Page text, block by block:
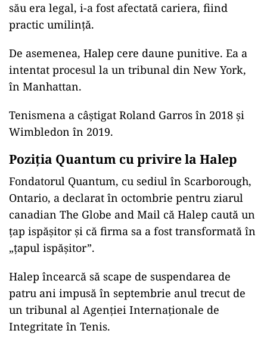
său era legal, i-a fost afectată cariera, fiind
practic umilinţă.
De asemenea, Halep cere daune punitive. Ea a
intentat procesul la un tribunal din New York,
în Manhattan.
Tenismena a câştigat Roland Garros în 2018 şi
Wimbledon în 2019.
Poziția Quantum cu privire la Halep
Fondatorul Quantum, cu sediul în Scarborough,
Ontario, a declarat în octombrie pentru ziarul
canadian The Globe and Mail că Halep caută un
ţap ispăşitor şi că firma sa a fost transformată în
„ţapul ispăşitor”.
Halep încearcă să scape de suspendarea de
patru ani impusă în septembrie anul trecut de
un tribunal al Agenţiei Internaţionale de
Integritate în Tenis.